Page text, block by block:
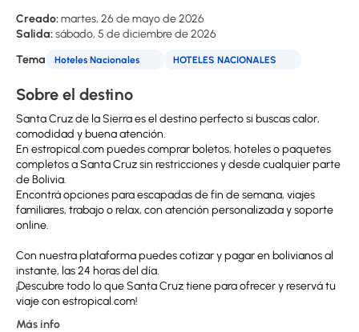
Creado:martes, 26 de mayo de 2026
Salida:sábado, 5 de diciembre de 2026
Tema
Hoteles Nacionales HOTELES NACIONALES
Sobre el destino
Santa Cruz de la Sierra es el destino perfecto si buscas calor,
comodidad y buena atención.
En estropical.com puedes comprar boletos, hoteles o paquetes
completos a Santa Cruz sin restricciones y desde cualquier parte
de Bolivia.
Encontrá opciones para escapadas de fin de semana, viajes
familiares, trabajo o relax, con atención personalizada y soporte
online.
Con nuestra plataforma puedes cotizar y pagar en bolivianos al
instante, las 24 horas del día.
¡Descubre todo lo que Santa Cruz tiene para ofrecer y reservá tu
viaje con estropical.com!
Más info